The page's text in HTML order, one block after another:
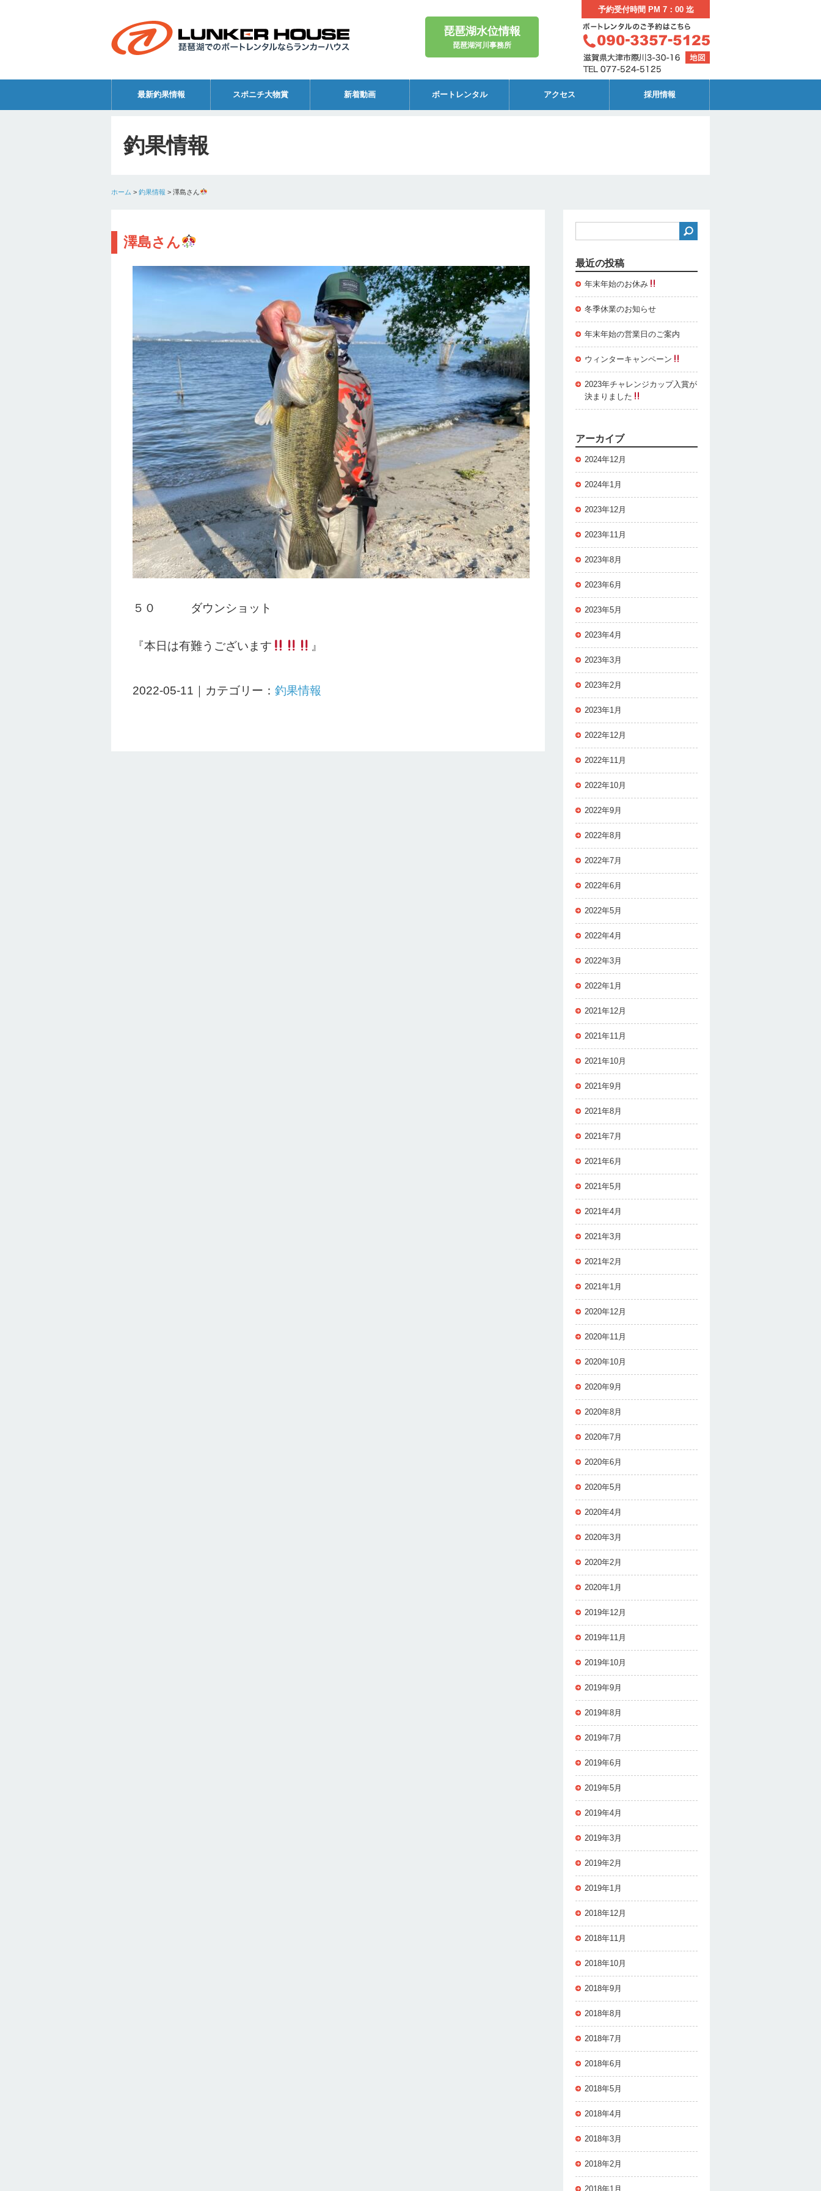
予約受付時間 PM 7：00 迄
琵琶湖水位情報
琵琶湖河川事務所
最新釣果情報 スポニチ大物賞 新着動画 ボートレンタル アクセス 採用情報
釣果情報
ホーム > 釣果情報 > 澤島さん
澤島さん
５０ ダウンショット
『本日は有難うございます 』
2022-05-11｜カテゴリー： 釣果情報
最近の投稿
年末年始のお休み
冬季休業のお知らせ
年末年始の営業日のご案内
ウィンターキャンペーン
2023年チャレンジカップ入賞が
決まりました
アーカイブ
2024年12月
2024年1月
2023年12月
2023年11月
2023年8月
2023年6月
2023年5月
2023年4月
2023年3月
2023年2月
2023年1月
2022年12月
2022年11月
2022年10月
2022年9月
2022年8月
2022年7月
2022年6月
2022年5月
2022年4月
2022年3月
2022年1月
2021年12月
2021年11月
2021年10月
2021年9月
2021年8月
2021年7月
2021年6月
2021年5月
2021年4月
2021年3月
2021年2月
2021年1月
2020年12月
2020年11月
2020年10月
2020年9月
2020年8月
2020年7月
2020年6月
2020年5月
2020年4月
2020年3月
2020年2月
2020年1月
2019年12月
2019年11月
2019年10月
2019年9月
2019年8月
2019年7月
2019年6月
2019年5月
2019年4月
2019年3月
2019年2月
2019年1月
2018年12月
2018年11月
2018年10月
2018年9月
2018年8月
2018年7月
2018年6月
2018年5月
2018年4月
2018年3月
2018年2月
2018年1月